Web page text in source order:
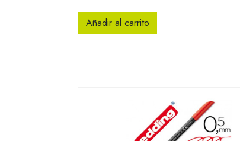
Añadir al carrito